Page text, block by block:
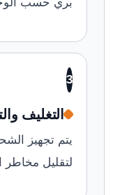
3
التغليف
يتم تجهيز
لتقليل مخاطر